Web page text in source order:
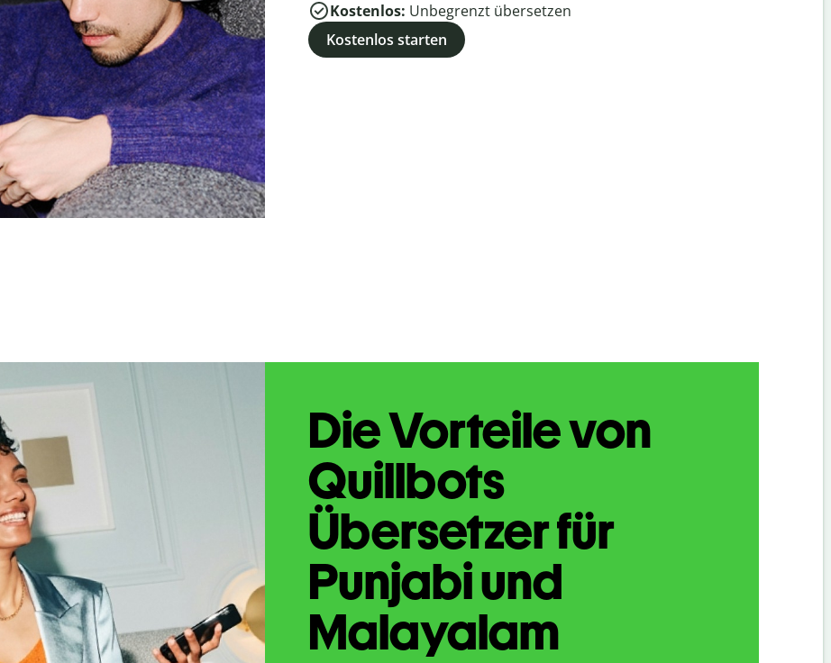
Kostenlos: Unbegrenzt übersetzen
Kostenlos starten
Die Vorteile von
Quillbots
Übersetzer für
Punjabi und
Malayalam